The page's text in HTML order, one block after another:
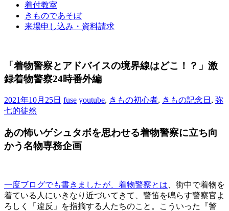
す。
着付教室
きものであそぼ
来場申し込み・資料請求
「着物警察とアドバイスの境界線はどこ！？」激
録着物警察24時番外編
2021年10月25日 fuse youtube, きもの初心者, きもの記念日 , 弥
七的徒然
あの怖いゲシュタボを思わせる着物警察に立ち向
かう名物専務企画
一度ブログでも書きましたが、着物警察とは 、街中で着物を
着ている人にいきなり近づいてきて、警笛を鳴らす警察官よ
ろしく「違反」を指摘する人たちのこと。こういった『警